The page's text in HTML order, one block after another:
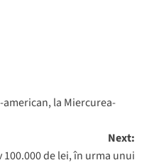
la Miercurea-
Next:
de lei, în urma unui